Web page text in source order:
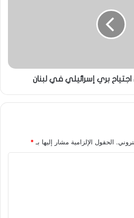
بري إسرائيلي في لبنان
الحقول الإلزامية مشار إليها بـ*